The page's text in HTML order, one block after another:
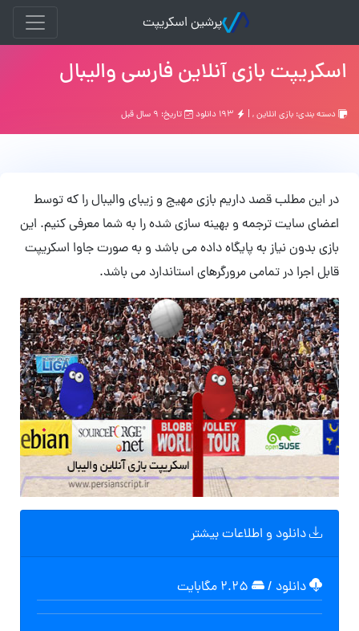
پرشین اسکریپت
اسکریپت بازی آنلاین فارسی والیبال
دسته بندی: بازي انلاين, | تاریخ: ۹ سال قبل
در این مطلب قصد داریم بازی مهیج و زیبای والیبال را که توسط
اعضای سایت ترجمه و بهینه سازی شده را به شما معرفی کنیم. این
بازی بدون نیاز به پایگاه داده می باشد و به صورت جاوا اسکریپت
قابل اجرا در تمامی مرورگرهای استاندارد می باشد.
دانلود و اطلاعات بیشتر
دانلود /